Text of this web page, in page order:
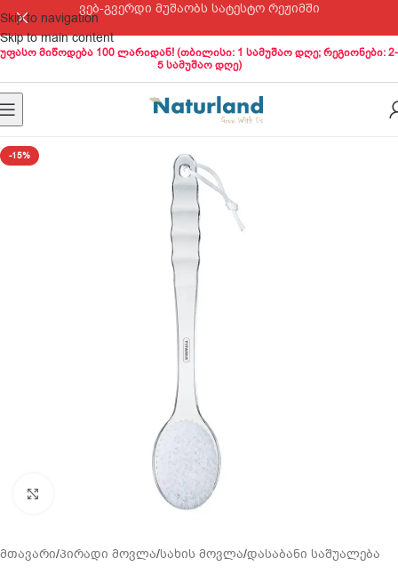
Skip to navigation
Skip to main content
ვებ-გვერდი მუშაობს სატესტო რეჟიმში
უფასო მიწოდება 100 ლარიდან! (თბილისი: 1 სამუშაო დღე; რეგიონები: 2-
5 სამუშაო დღე)
-15%
მთავარი/პირადი მოვლა/სახის მოვლა/დასაბანი საშუალება